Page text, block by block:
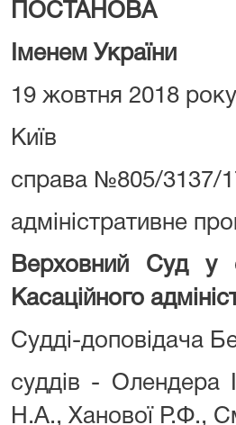
ПОСТАНОВА
Іменем України
19 жовтня 2018 року
Київ
справа №805/3137/
адміністративне
Верховний Суд у
Касаційного
Судді-доповідача
суддів - Олендера
Н.А., Ханової Р.Ф.,